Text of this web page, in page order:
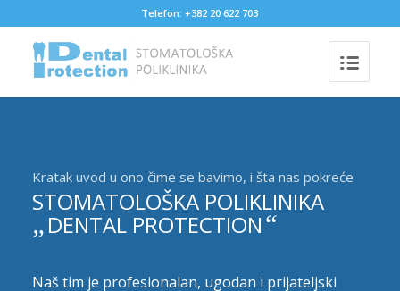
Telefon: +382 20 622 703
Kratak uvod u ono čime se bavimo, i šta nas pokreće
STOMATOLOŠKA POLIKLINIKA
„ DENTAL PROTECTION“
Naš tim je profesionalan, ugodan i prijateljski